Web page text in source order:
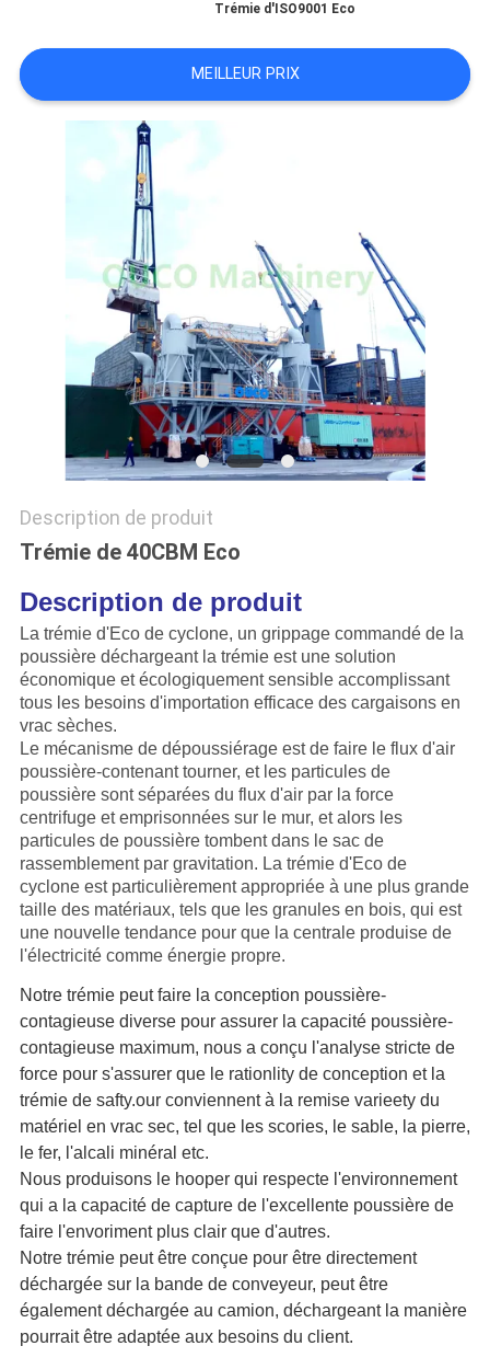
VISITE
DE
L'USINE
CONTRÔLE
QUALITÉ
NOUVELLES
AFFAIRES
CONTACT
US
PLAN
DU
SITE
POLITIQUE
DE
CONFIDENTIALITÉ
Trémie d'ISO9001 Eco
MEILLEUR PRIX
Description de produit
Trémie de 40CBM Eco
Description de produit
La trémie d'Eco de cyclone, un grippage commandé de la
poussière déchargeant la trémie est une solution
économique et écologiquement sensible accomplissant
tous les besoins d'importation efficace des cargaisons en
vrac sèches.
Le mécanisme de dépoussiérage est de faire le flux d'air
poussière-contenant tourner, et les particules de
poussière sont séparées du flux d'air par la force
centrifuge et emprisonnées sur le mur, et alors les
particules de poussière tombent dans le sac de
rassemblement par gravitation. La trémie d'Eco de
cyclone est particulièrement appropriée à une plus grande
taille des matériaux, tels que les granules en bois, qui est
une nouvelle tendance pour que la centrale produise de
l'électricité comme énergie propre.
Notre trémie peut faire la conception poussière-
contagieuse diverse pour assurer la capacité poussière-
contagieuse maximum, nous a conçu l'analyse stricte de
force pour s'assurer que le rationlity de conception et la
trémie de safty.our conviennent à la remise varieety du
matériel en vrac sec, tel que les scories, le sable, la pierre,
le fer, l'alcali minéral etc.
Nous produisons le hooper qui respecte l'environnement
qui a la capacité de capture de l'excellente poussière de
faire l'envoriment plus clair que d'autres.
Notre trémie peut être conçue pour être directement
déchargée sur la bande de conveyeur, peut être
également déchargée au camion, déchargeant la manière
pourrait être adaptée aux besoins du client.